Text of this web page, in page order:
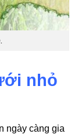
nhỏ
ngày càng gia